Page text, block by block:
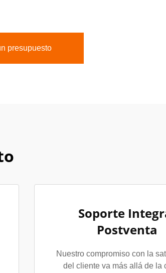
presupuesto
Soporte
Postventa
Nuestro compromiso con la
del cliente va más allá de la